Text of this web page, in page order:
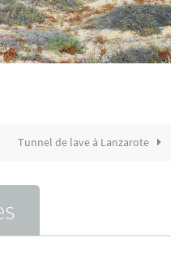
Tunnel de lave à Lanzarote